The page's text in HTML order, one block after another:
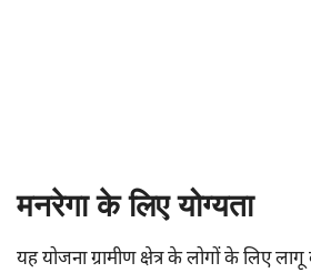
मनरेगा के लिए योग्यता
यह योजना ग्रामीण क्षेत्र के लोगों के लिए